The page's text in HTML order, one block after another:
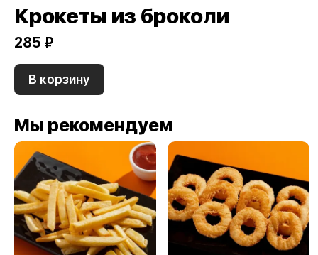
Крокеты из броколи
285 ₽
В корзину
Мы рекомендуем